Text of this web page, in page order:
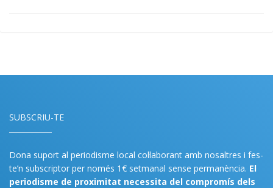
SUBSCRIU-TE
Dona suport al periodisme local col·laborant amb nosaltres i fes-
te’n subscriptor per només 1€ setmanal sense permanència. El
periodisme de proximitat necessita del compromís dels